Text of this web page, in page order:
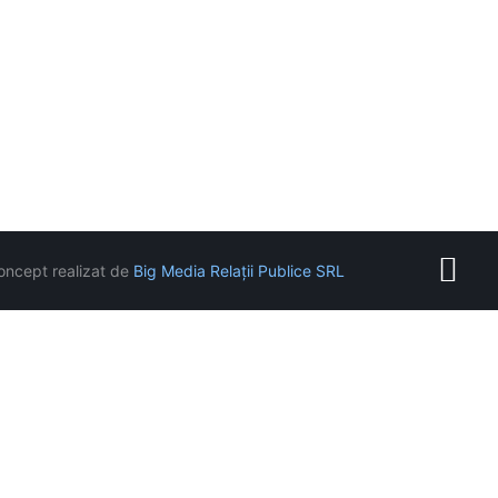
realizat de Big Media Relații Publice SRL